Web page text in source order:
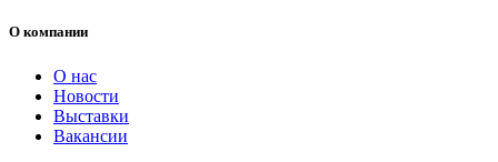
О компании
О нас
Новости
Выставки
Вакансии